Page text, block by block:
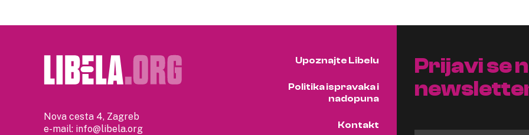
Nova cesta 4, Zagreb
e-mail: info@libela.org
Upoznajte Libelu
Politika ispravaka i
nadopuna
Kontakt
Prijavi se